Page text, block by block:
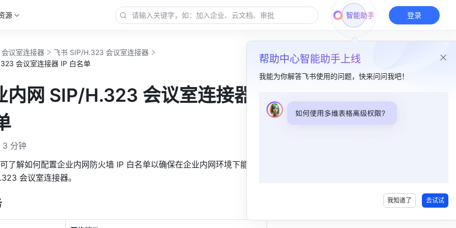
源 智能助手
帮助中心智能助手上线
我能为你解答飞书使用的问题，快来问问我吧！
我知道了 去试试
登录
议室连接器
飞书 SIP/H.323 会议室连接器
会议室连接器 IP 白名单
内网 SIP/H.323 会议室连接器
3 分钟
了解如何配置企业内网防火墙 IP 白名单以确保在企业内网环境下能够正
会议室连接器。
本篇目录